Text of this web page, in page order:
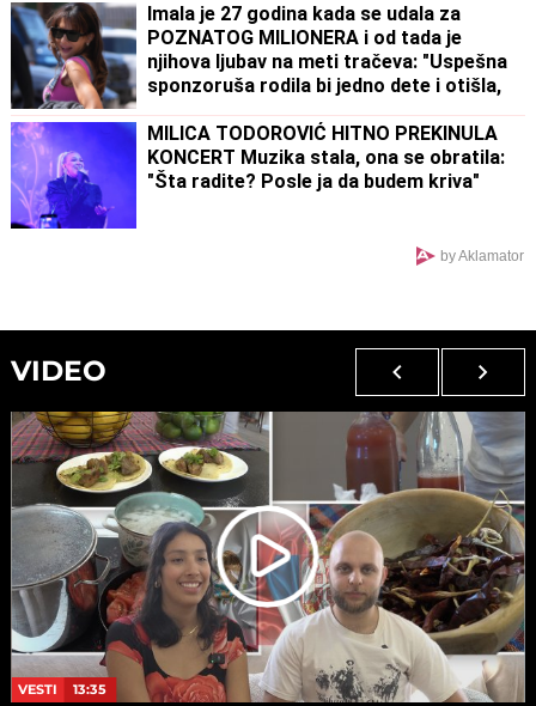
Imala je 27 godina kada se udala za
POZNATOG MILIONERA i od tada je
njihova ljubav na meti tračeva: "Uspešna
sponzoruša rodila bi jedno dete i otišla,
a ja ih imam sedmoro"
MILICA TODOROVIĆ HITNO PREKINULA
KONCERT Muzika stala, ona se obratila:
"Šta radite? Posle ja da budem kriva"
by Aklamator
VIDEO
VESTI 13:35